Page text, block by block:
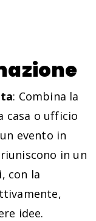
: Combina la
casa o ufficio
evento in
in un
con la
idee.